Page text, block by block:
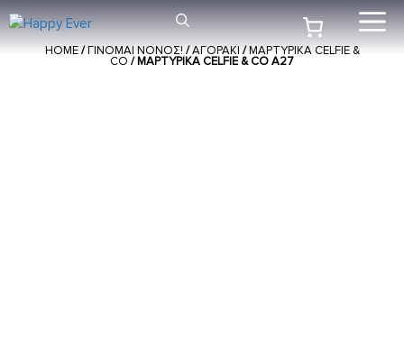
Μετάβαση
σε
περιεχόμενο
HOME/ΓΙΝΟΜΑΙ ΝΟΝΟΣ!/ΑΓΟΡΑΚΙ/ΜΑΡΤΥΡΙΚΑ CELFIE &
CO / ΜΑΡΤΥΡΙΚΆ CELFIE & CO A27